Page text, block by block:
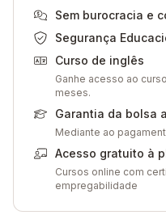
Sem burocracia e
Segurança
Curso de inglês
Ganhe acesso ao
meses.
Garantia da bolsa
Mediante ao
Acesso gratuito à
Cursos online com
empregabilidade